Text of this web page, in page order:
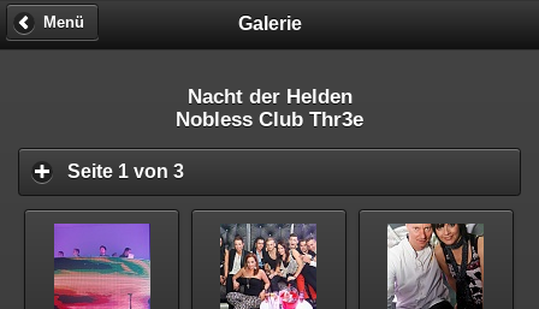
Galerie
Menü
Nacht der Helden
Nobless Club Thr3e
Seite 1 von 3